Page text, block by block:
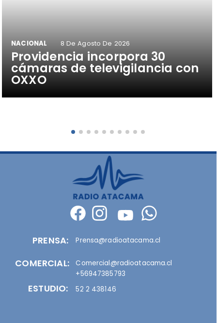
Providencia incorpora 30
cámaras de televigilancia con
OXXO
NACIONAL 8 De Agosto De 2026
PRENSA:
COMERCIAL:
Prensa@radioatacama.cl
Comercial@radioatacama.cl
+56947385793
ESTUDIO: 52 2 438146